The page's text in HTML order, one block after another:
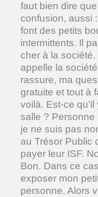
faut bien dire
confusion, aussi
font des petits
intermittents. Il
cher à la société.
appelle la
rassure, ma
gratuite et tout à
voilà. Est-ce
salle ? Personne
je ne suis pas
au Trésor Public
payer leur ISF.
Bon. Dans ce
exposer mon
personne. Alors